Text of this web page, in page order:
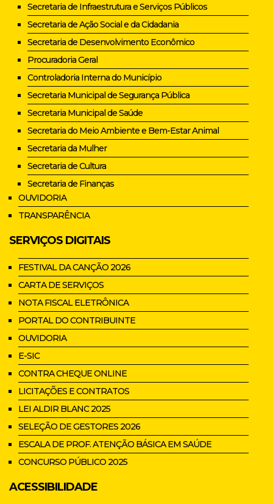
Secretaria de Infraestrutura e Serviços Públicos
Secretaria de Ação Social e da Cidadania
Secretaria de Desenvolvimento Econômico
Procuradoria Geral
Controladoria Interna do Município
Secretaria Municipal de Segurança Pública
Secretaria Municipal de Saúde
Secretaria do Meio Ambiente e Bem-Estar Animal
Secretaria da Mulher
Secretaria de Cultura
Secretaria de Finanças
OUVIDORIA
TRANSPARÊNCIA
SERVIÇOS DIGITAIS
FESTIVAL DA CANÇÃO 2026
CARTA DE SERVIÇOS
NOTA FISCAL ELETRÔNICA
PORTAL DO CONTRIBUINTE
OUVIDORIA
E-SIC
CONTRA CHEQUE ONLINE
LICITAÇÕES E CONTRATOS
LEI ALDIR BLANC 2025
SELEÇÃO DE GESTORES 2026
ESCALA DE PROF. ATENÇÃO BÁSICA EM SAÚDE
CONCURSO PÚBLICO 2025
ACESSIBILIDADE